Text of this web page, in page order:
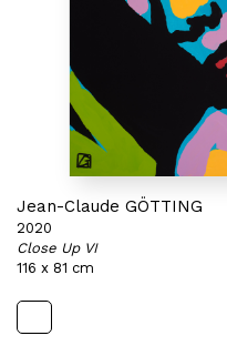
Jean-Claude GÖTTING
2020
Close Up VI
116 x 81 cm